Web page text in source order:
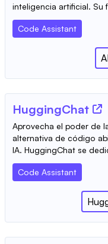
inteligencia artificial. Su
Code Assistant
HuggingChat
Aprovecha el poder de
alternativa de código
IA. HuggingChat se
Code Assistant